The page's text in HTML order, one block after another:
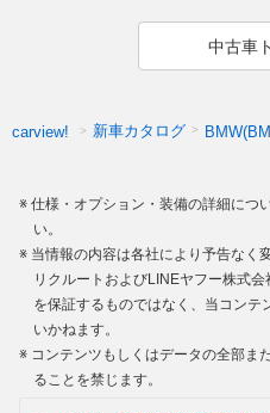
中古車
carview! 新車カタログ
仕様・オプション・装備の詳細につ
い。
当情報の内容は各社により予告なく
リクルートおよびLINEヤフー株式
を保証するものではなく、当コンテ
いかねます。
コンテンツもしくはデータの全部ま
ることを禁じます。